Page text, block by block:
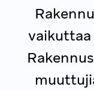
vaikuttaa